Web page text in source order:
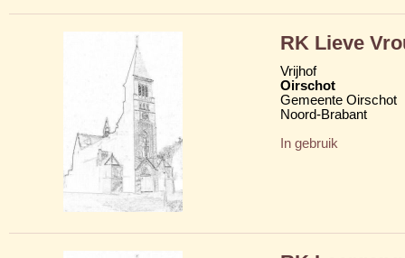
RK Lieve
Vrijhof
Oirschot
Gemeente Oirschot
Noord-Brabant
In gebruik